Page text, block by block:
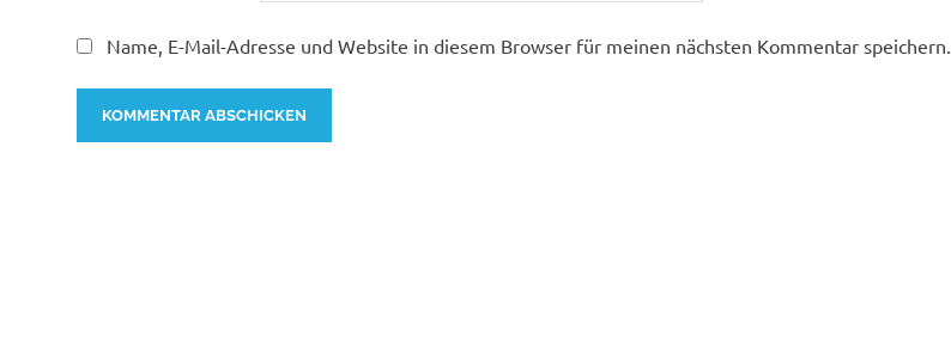
Name, E-Mail-Adresse und Website in diesem Browser für meinen nächsten Kommentar speichern.